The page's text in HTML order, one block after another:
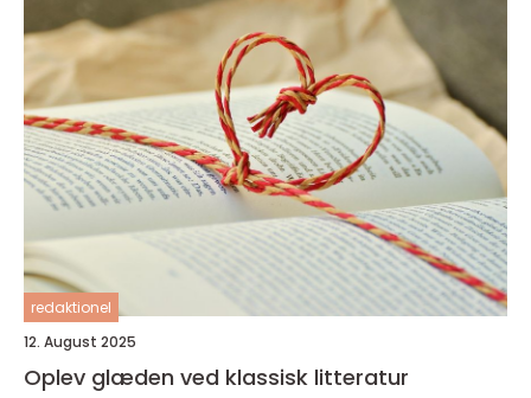
redaktionel
12. August 2025
Oplev glæden ved klassisk litteratur